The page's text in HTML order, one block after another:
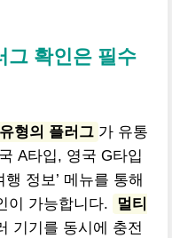
그 확인은 필수
형의 플러그 가 유통
A타입, 영국 G타입
정보’ 메뉴를 통해
이 가능합니다.
멀티
기기를 동시에 충전